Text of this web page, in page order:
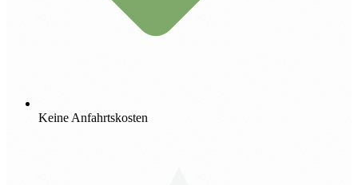
Keine Anfahrtskosten